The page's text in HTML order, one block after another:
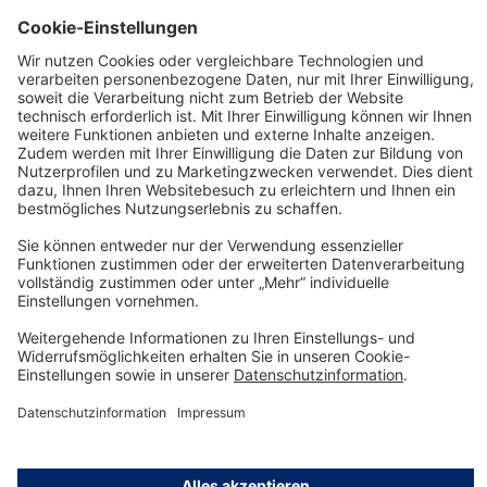
Mehr
Technology
Service-Hotline
Shop Service
Informationen